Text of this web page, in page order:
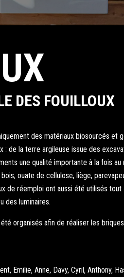
DES FOUILLOUX
des matériaux biosourcés et
: de la terre argileuse issue des
une qualité importante à la fois
ouate de cellulose, liège,
de réemploi ont aussi été utilisés
des luminaires.
organisés afin de réaliser les
Emilie, Anne, Davy, Cyril, Anthony,